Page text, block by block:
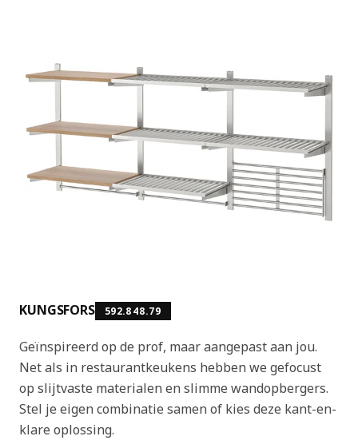
KUNGSFORS 592.848.79
Geïnspireerd op de prof, maar aangepast aan jou.
Net als in restaurantkeukens hebben we gefocust
op slijtvaste materialen en slimme wandopbergers.
Stel je eigen combinatie samen of kies deze kant-en-
klare oplossing.